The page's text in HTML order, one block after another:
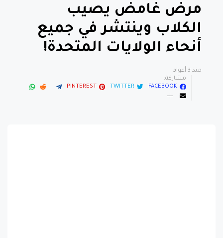
مرض غامض يصيب
الكلاب وينتشر في جميع
أنحاء الولايات المتحدة!
منذ 3 أعوام
مشاركة:
FACEBOOK
TWITTER
PINTEREST